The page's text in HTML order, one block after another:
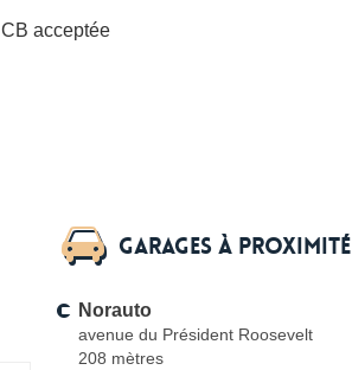
CB acceptée
Garages à proximité
Norauto
avenue du Président Roosevelt
208 mètres